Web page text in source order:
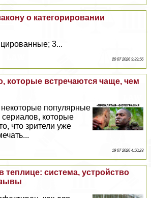
о категорировании
3...
20 07 2026 9:39:56
которые встречаются чаще, чем
популярные
которые
что зрители уже
19 07 2026 4:50:23
система, устройство